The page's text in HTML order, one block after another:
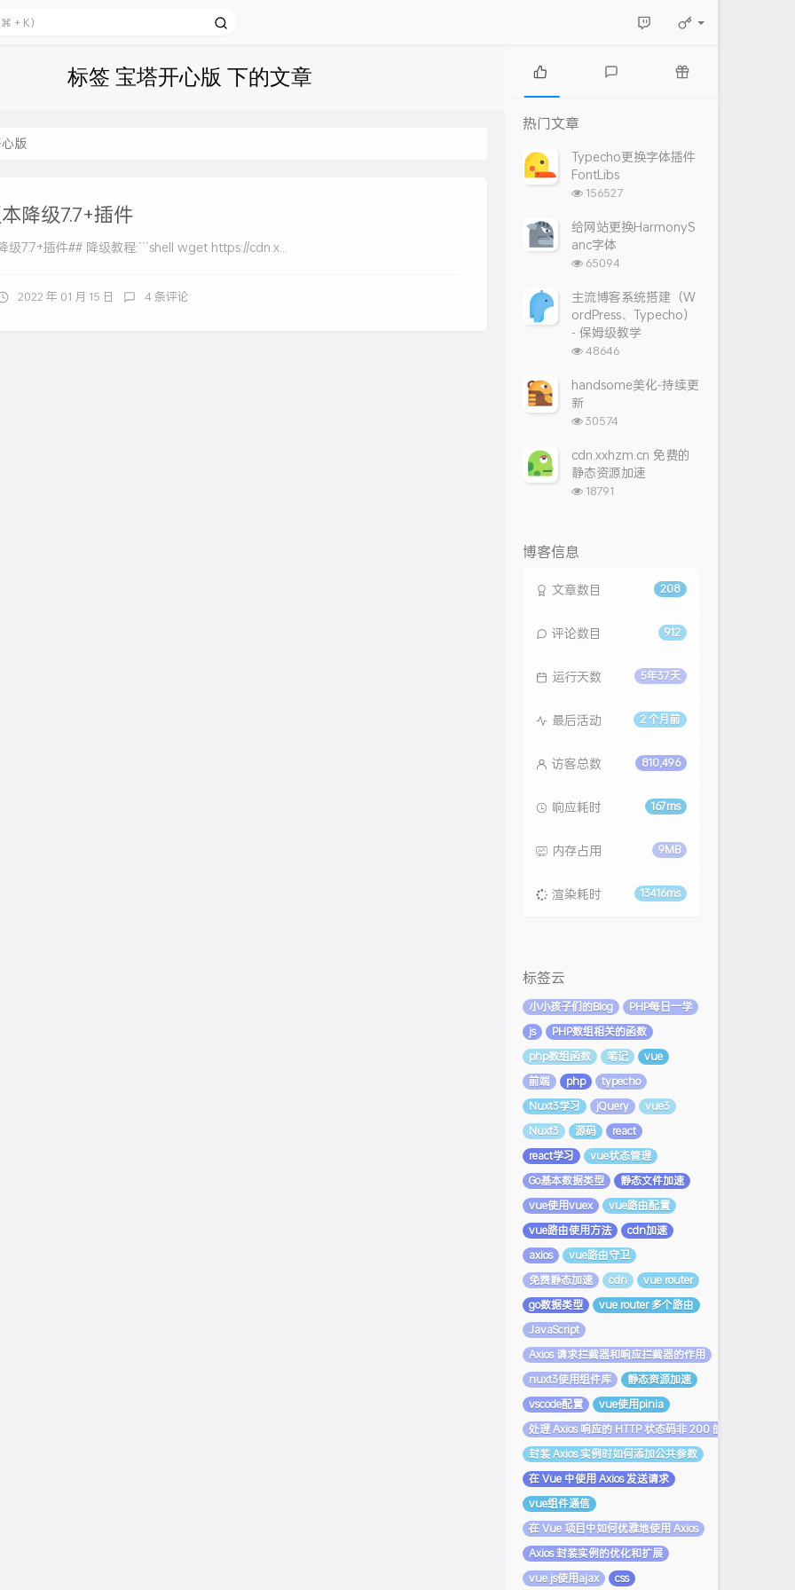
标签 宝塔开心版 下的文章
版
降级7.7+插件
级7.7+插件## 降级教程:```shell wget https://cdn.x...
2022 年 01 月 15 日 4 条评论
热
门
文
章
论
章
热门文章
Typecho更换字体插件
FontLibs
浏
次
数:
156527
给网站更换HarmonyS
anc字体
浏
次
数:
65094
主流博客系统搭建（W
ordPress、Typecho）
- 保姆级教学
浏
次
48646
handsome美化-持续更
新
浏
次
数:
30574
cdn.xxhzm.cn 免费的
静态资源加速
浏
18791
博客信息
208
文章数目
912
评论数目
5年37天
运行天数
2 个月前
最后活动
810,496
访客总数
167ms
响应耗时
9MB
内存占用
13416ms
渲染耗时
标签云
小小孩子们的Blog
PHP每日一学
js
PHP数组相关的函数
php数组函数
笔记
vue
前端
php
typecho
Nuxt3学习
jQuery
vue3
Nuxt3
源码
react
react学习
vue状态管理
Go基本数据类型
静态文件加速
vue使用vuex
vue路由配置
vue路由使用方法
cdn加速
axios
vue路由守卫
免费静态加速
cdn
vue router
go数据类型
vue router 多个路由
JavaScript
Axios 请求拦截器和响应拦截器的作用
nuxt3使用组件库
静态资源加速
vscode配置
vue使用pinia
处理 Axios 响应的 HTTP 状态码非 200 的情况
封装 Axios 实例时如何添加公共参数
在 Vue 中使用 Axios 发送请求
vue组件通信
在 Vue 项目中如何优雅地使用 Axios
Axios 封装实例的优化和扩展
vue.js使用ajax
css